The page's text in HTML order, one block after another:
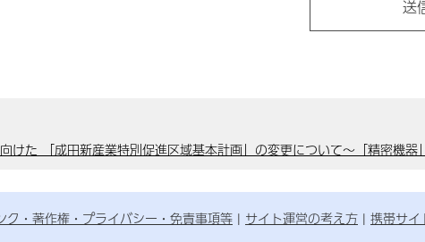
けた 「成田新産業特別促進区域基本計画」の変更について～「精密機
ク・著作権・プライバシー・免責事項等 サイト運営の考え方 携帯サイ